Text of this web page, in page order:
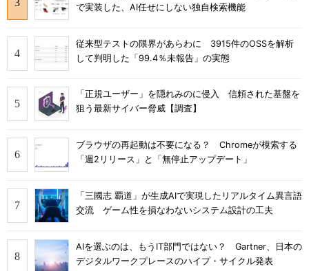
で実装した、AI任せにしない独自検索機能
従来型テストの限界があらわに 3915件のOSSを解析
して判明した「99.4％未報告」の実態
「正規ユーザー」を隠れみのに侵入 信頼された基盤を
狙う最新サイバー脅威【調査】
ブラウザの再起動は不要になる？ Chromeが模索する
「週2リリース」と「無停止アップデート」
「三國志 覇道」が生成AIで実現したリアルタイム異言語
交流 ゲーム性を損なわないシステム設計の工夫
AIを選ぶのは、もうIT部門ではない？ Gartner、日本の
デジタルワークプレースのハイプ・サイクル発表